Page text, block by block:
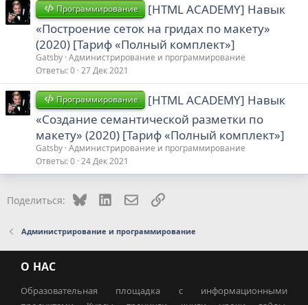
Программирование
[HTML ACADEMY] Навык
«Построение сеток на гридах по макету»
(2020) [Тариф «Полный комплект»]
Gatsby Администрирование и программирование
Ответы 0 27 Дек 2021
Программирование
[HTML ACADEMY] Навык
«Создание семантической разметки по
макету» (2020) [Тариф «Полный комплект»]
Gatsby Администрирование и программирование
Ответы 0 24 Дек 2021
Поделиться: Bluesky LinkedInЭлектронная почта
Ссылка
Администрирование и программирование
О НАС
Образовательная площадка с информационными